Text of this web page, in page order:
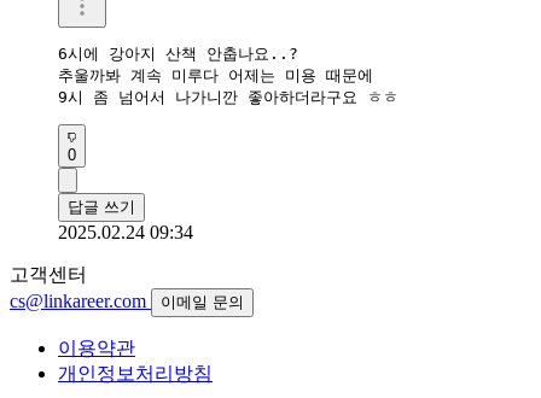
6시에 강아지 산책 안춥나요..?
추울까봐 계속 미루다 어제는 미용 때문에
9시 좀 넘어서 나가니깐 좋아하더라구요 ㅎㅎ
0
답글 쓰기
2025.02.24 09:34
고객센터
cs@linkareer.com
이메일 문의
이용약관
개인정보처리방침